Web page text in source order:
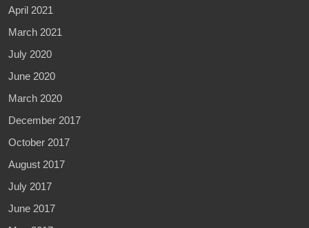
April 2021
March 2021
July 2020
June 2020
March 2020
December 2017
October 2017
August 2017
July 2017
June 2017